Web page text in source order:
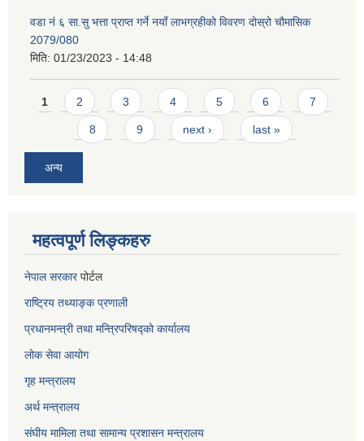
वडा नं ६ सा.सु भत्ता प्राप्त गर्ने नयाँ लाभग्रहीको विवरण दोस्रो चौमासिक
2079/080
मिति: 01/23/2023 - 14:48
Pages
1 2 3 4 5 6 7
8 9 next › last »
अन्य
महत्वपूर्ण लिङ्कहरु
नेपाल सरकारपोर्टल
राष्ट्रिय तथ्याङ्क प्रणाली
प्रधानमन्त्री तथा मन्त्रिपरिषद्को कार्यालय
लोक सेवाआयोग
गृह मन्त्रालय
अर्थ मन्त्रालय
संघीय मामिला तथा सामान्य प्रशासन मन्त्रालय